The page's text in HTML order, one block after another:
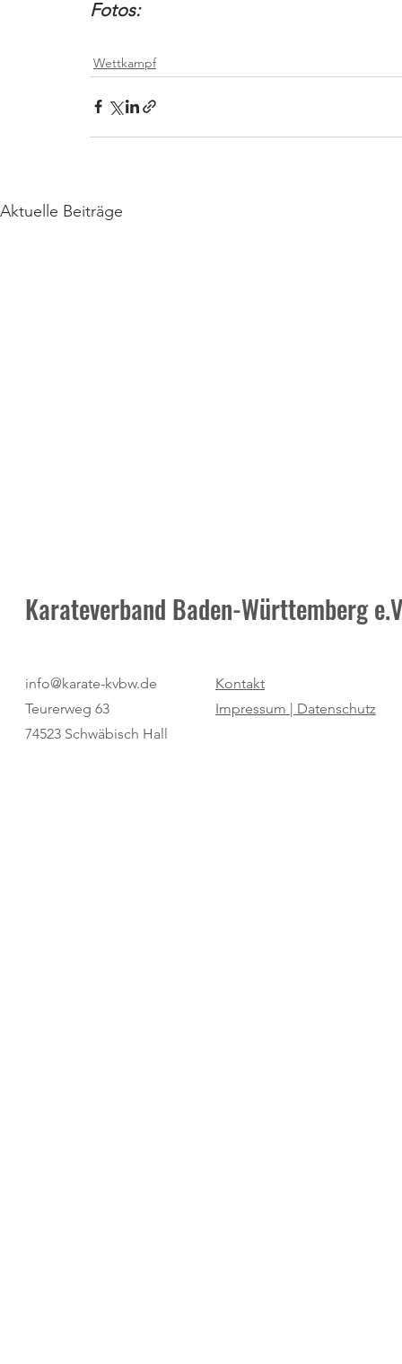
Fotos:
Wettkampf
Aktuelle Beiträge
Pure Dominanz: Birtat MTV
Ludwigsburg zum zweiten Mal
Champion
für den SV
Karateverband Baden-Württemberg
info@karate-kvbw.de
Teurerweg 63
74523 Schwäbisch Hall
Kontakt
Impressum | Datenschutz